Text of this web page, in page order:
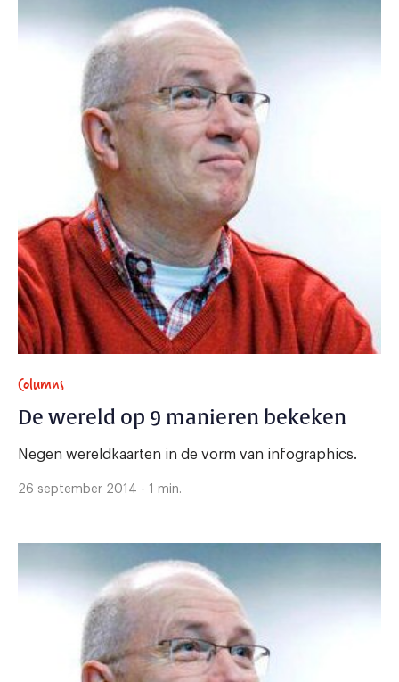
Columns
De wereld op 9 manieren bekeken
Negen wereldkaarten in de vorm van infographics.
26 september 2014 - 1 min.